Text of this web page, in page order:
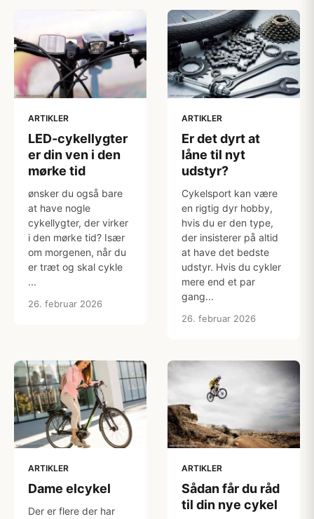
ARTIKLER
LED-cykellygter
er din ven i den
mørke tid
ønsker du også bare
at have nogle
cykellygter, der virker
i den mørke tid? Især
om morgenen, når du
er træt og skal cykle
...
26. februar 2026
ARTIKLER
Er det dyrt at
låne til nyt
udstyr?
Cykelsport kan være
en rigtig dyr hobby,
hvis du er den type,
der insisterer på altid
at have det bedste
udstyr. Hvis du cykler
mere end et par
gang...
26. februar 2026
ARTIKLER
Dame elcykel
Der er flere der har
ARTIKLER
Sådan får du råd
til din nye cykel